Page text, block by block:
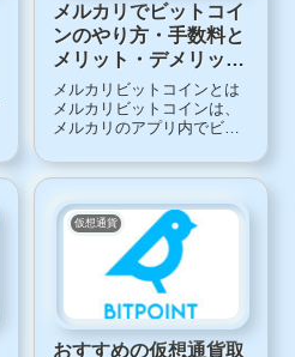
メルカリでビットコイ
ンのやり方・手数料と
メリット・デメリット
2000円のもらい方
メルカリビットコインとは
メルカリビットコインは、
メルカリのアプリ内でビッ
ビス。メルカリの売上金や
ポイントでビットコインが
買えます。運営会社（株）
メルコイン登録料無料入手
金手数料無料利用条件日本
在住20歳以上75歳未満...
仮想通貨
おすすめの仮想通貨取